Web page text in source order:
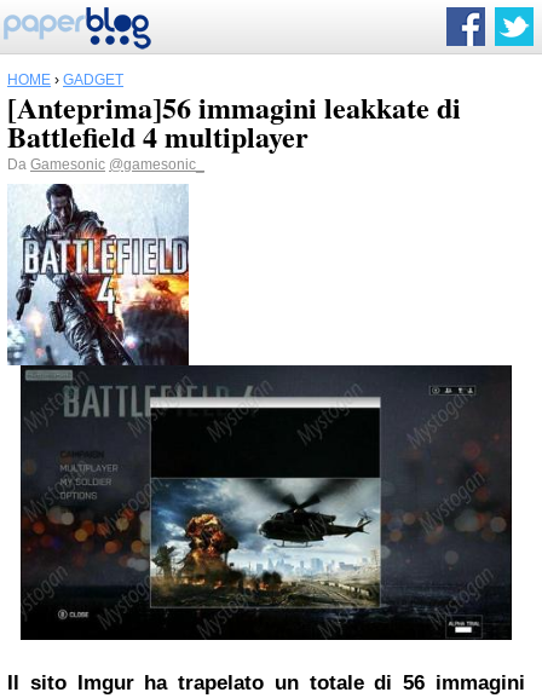
HOME › GADGET
[Anteprima]56 immagini leakkate di
Battlefield 4 multiplayer
Da Gamesonic @gamesonic_
Il sito Imgur ha trapelato un totale di 56 immagini